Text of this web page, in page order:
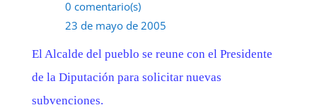
0 comentario(s)
23 de mayo de 2005
El Alcalde del pueblo se reune con el Presidente
de la Diputación para solicitar nuevas
subvenciones.